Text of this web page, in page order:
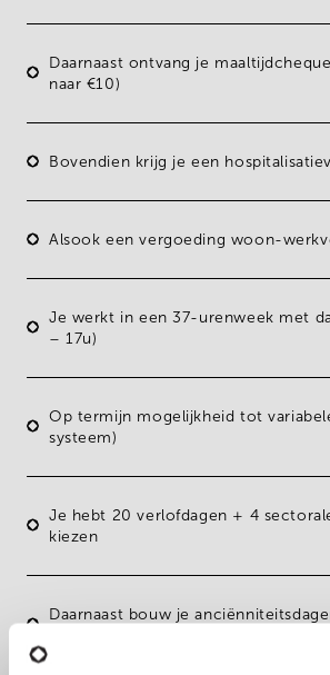
Daarnaast ontvang je
naar €10)
Bovendien krijg je een
Alsook eenvergoeding woon-
Je werkt in een37-urenweek met
– 17u)
Op termijn mogelijkheid tot
systeem)
Je hebt 20 verlofdagen + 4
kiezen
Daarnaast bouw je